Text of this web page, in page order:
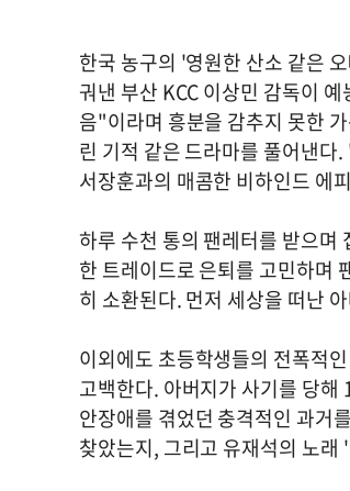
한국 농구의 '영원한 산소 같은
궈낸 부산 KCC 이상민 감독이
음"이라며 흥분을 감추지 못한
린 기적 같은 드라마를 풀어낸
서장훈과의 매콤한 비하인드 에
하루 수천 통의 팬레터를 받으
한 트레이드로 은퇴를 고민하며
히 소환된다. 먼저 세상을 떠난
이외에도 초등학생들의 전폭적
고백한다. 아버지가 사기를 당해
안장애를 겪었던 충격적인 과거
찾았는지, 그리고 유재석의 노